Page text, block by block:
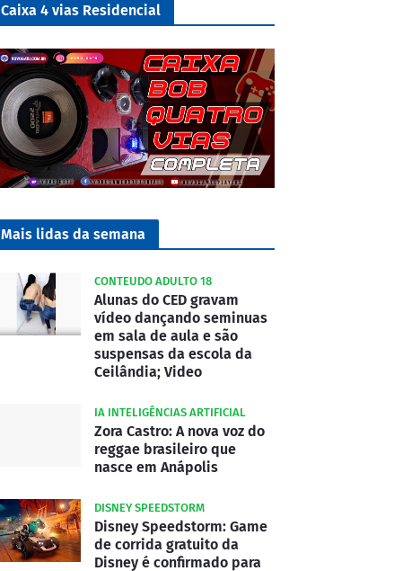
Caixa 4 vias Residencial
Mais lidas da semana
CONTEUDO ADULTO 18
Alunas do CED gravam
vídeo dançando seminuas
em sala de aula e são
suspensas da escola da
Ceilândia; Video
IA INTELIGÊNCIAS ARTIFICIAL
Zora Castro: A nova voz do
reggae brasileiro que
nasce em Anápolis
DISNEY SPEEDSTORM
Disney Speedstorm: Game
de corrida gratuito da
Disney é confirmado para